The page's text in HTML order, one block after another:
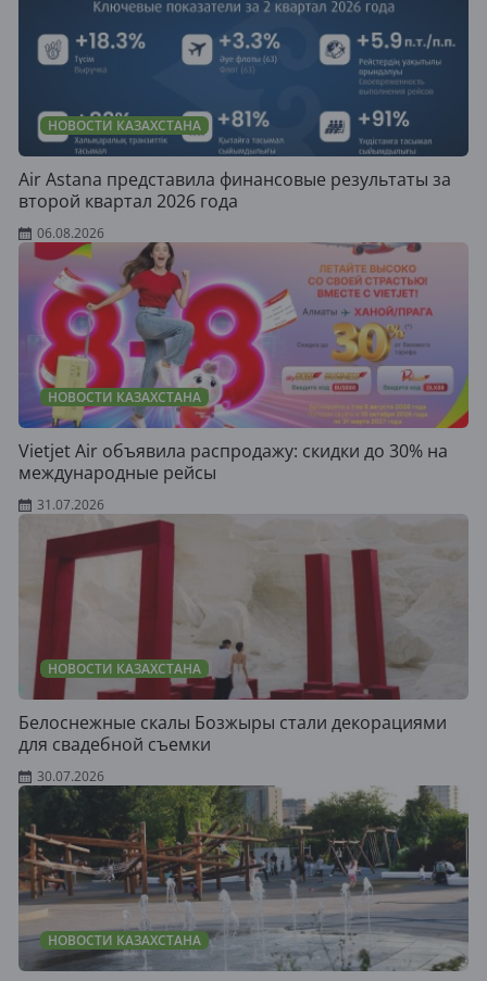
НОВОСТИ КАЗАХСТАНА
Air Astana представила финансовые результаты за
второй квартал 2026 года
06.08.2026
НОВОСТИ КАЗАХСТАНА
Vietjet Air объявила распродажу: скидки до 30% на
международные рейсы
31.07.2026
НОВОСТИ КАЗАХСТАНА
Белоснежные скалы Бозжыры стали декорациями
для свадебной съемки
30.07.2026
НОВОСТИ КАЗАХСТАНА